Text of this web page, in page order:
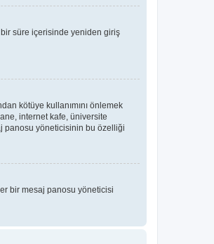
bir süre içerisinde yeniden giriş
kötüye kullanımını önlemek
internet kafe, üniversite
panosu yöneticisinin bu özelliği
bir mesaj panosu yöneticisi